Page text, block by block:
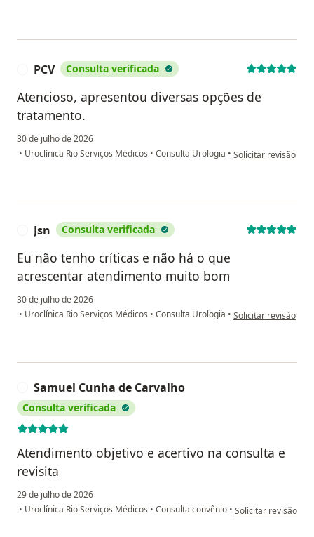
PCV Consulta verificada
Atencioso, apresentou diversas opções de
tratamento.
30 de julho de 2026
• Uroclínica Rio Serviços Médicos • Consulta Urologia • na opinião do
Solicitar revisão
Jsn Consulta verificada
Eu não tenho críticas e não há o que
acrescentar atendimento muito bom
30 de julho de 2026
• Uroclínica Rio Serviços Médicos • Consulta Urologia • na opinião do
Solicitar revisão
Samuel Cunha de Carvalho
Consulta verificada
Atendimento objetivo e acertivo na consulta e
revisita
29 de julho de 2026
• Uroclínica Rio Serviços Médicos • Consulta convênio • na opinião do
Solicitar revisão